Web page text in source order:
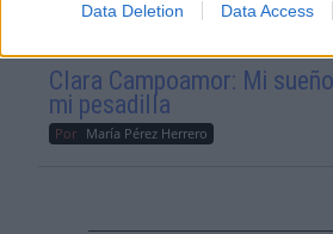
Data Deletion Data Access
Por Carlos Miranda
Clara Campoamor: Mi
mi pesadilla
Por María Pérez Herrero